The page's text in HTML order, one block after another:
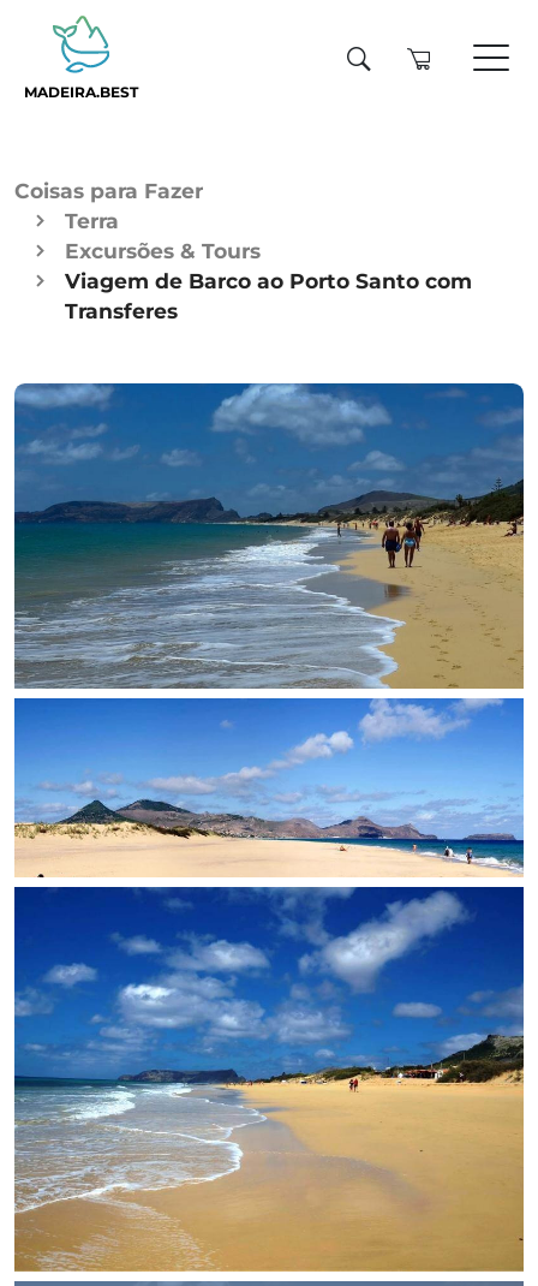
MADEIRA.BEST
Coisas para Fazer
Terra
Excursões & Tours
Viagem de Barco ao Porto Santo com
Transferes